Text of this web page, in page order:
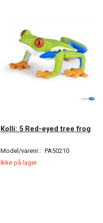
Kolli: 5 Red-eyed tree frog
Model/varenr.: PA50210
Ikke på lager